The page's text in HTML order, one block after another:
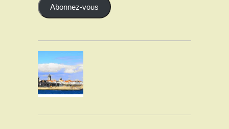
Abonnez-vous